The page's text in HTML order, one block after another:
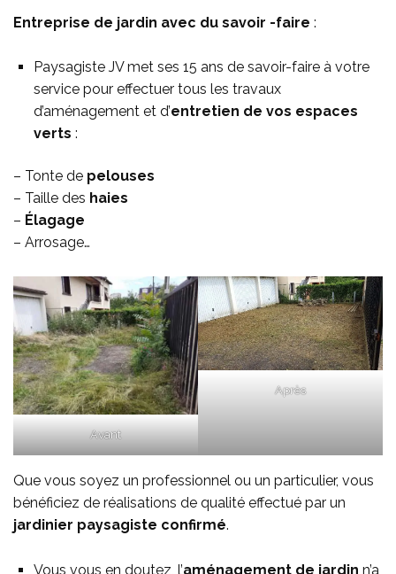
Entreprise de jardin avec du savoir -faire :
Paysagiste JV met ses 15 ans de savoir-faire à votre
service pour effectuer tous les travaux
d’aménagement et d’entretien de vos espaces
verts :
– Tonte de pelouses
– Taille des haies
– Élagage
– Arrosage…
Avant
Après
Que vous soyez un professionnel ou un particulier, vous
bénéficiez de réalisations de qualité effectué par un
jardinier paysagiste confirmé.
Vous vous en doutez, l’aménagement de jardin n’a